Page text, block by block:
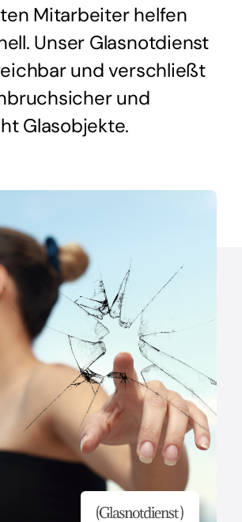
Mitarbeiter helfen
Unser Glasnotdienst
und verschließt
und
Glasobjekte.